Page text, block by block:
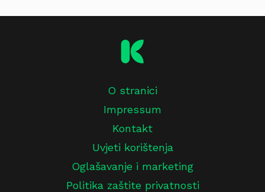
O stranici
Impressum
Kontakt
Uvjeti korištenja
Oglašavanje i marketing
Politika zaštite privatnosti